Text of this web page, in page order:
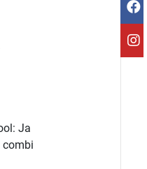
Ja
combi